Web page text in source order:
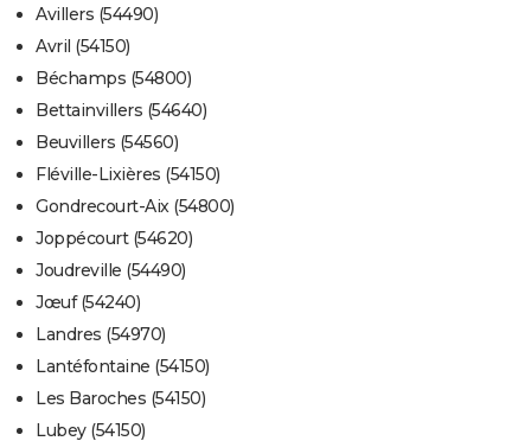
Avillers (54490)
Avril (54150)
Béchamps (54800)
Bettainvillers (54640)
Beuvillers (54560)
Fléville-Lixières (54150)
Gondrecourt-Aix (54800)
Joppécourt (54620)
Joudreville (54490)
Jœuf (54240)
Landres (54970)
Lantéfontaine (54150)
Les Baroches (54150)
Lubey (54150)